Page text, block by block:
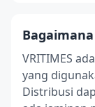
VRITIMES
yang
Distribusi